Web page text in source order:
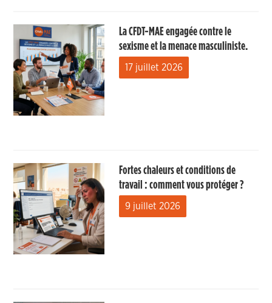
La CFDT-MAE engagée contre le
sexisme et la menace masculiniste.
17 juillet 2026
Fortes chaleurs et conditions de
travail : comment vous protéger ?
9 juillet 2026